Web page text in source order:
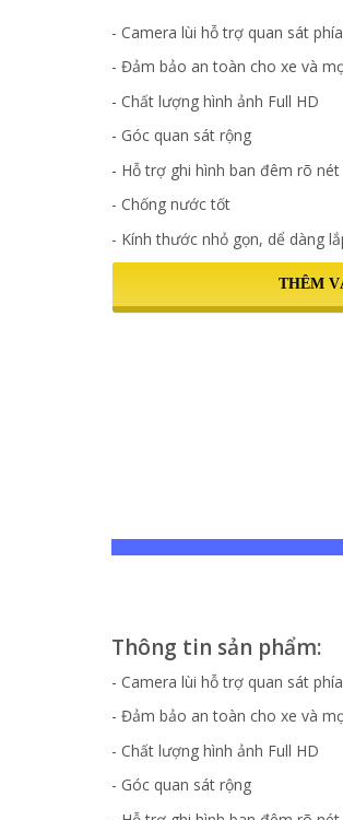
- Camera lùi hỗ trợ quan sát
- Đảm bảo an toàn cho xe và
- Chất lượng hình ảnh Full HD
- Góc quan sát rộng
- Hỗ trợ ghi hình ban đêm rõ nét
- Chống nước tốt
- Kính thước nhỏ gọn, dể dàng
THÊM
Thông tin sản phẩm:
- Camera lùi hỗ trợ quan sát
- Đảm bảo an toàn cho xe và
- Chất lượng hình ảnh Full HD
- Góc quan sát rộng